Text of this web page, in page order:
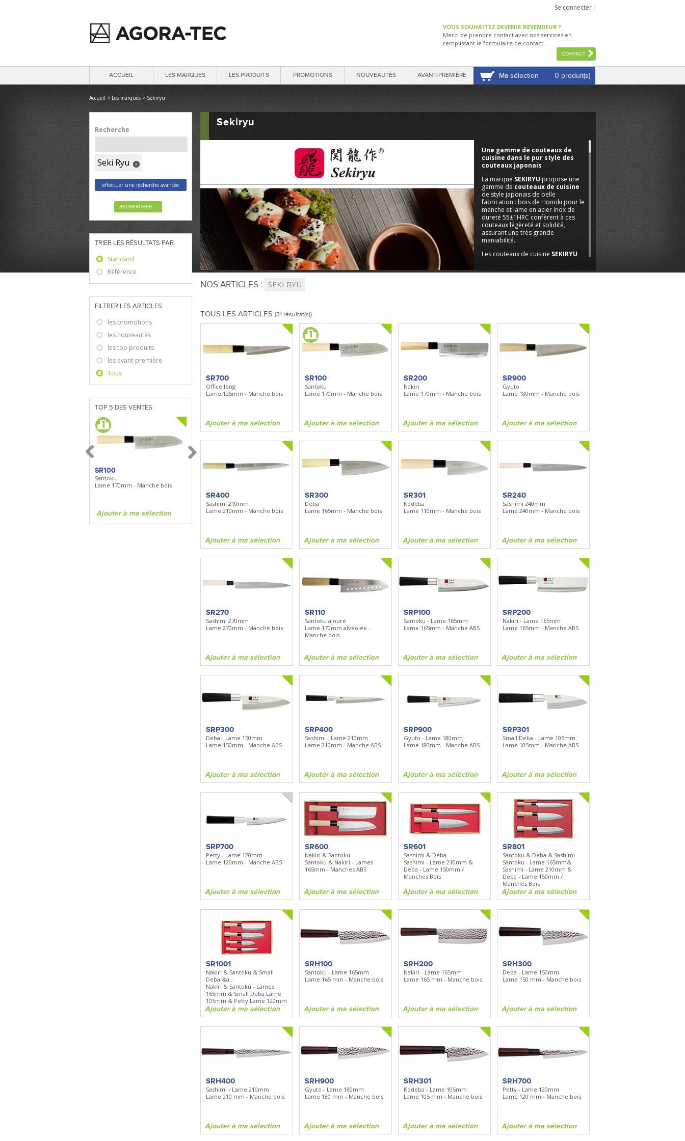
Se connecter
VOUS SOUHAITEZ DEVENIR REVENDEUR ?
Merci de prendre contact avec nos services en
remplissant le formulaire de contact.
CONTACT
ACCUEIL LES MARQUES LES PRODUITS PROMOTIONS NOUVEAUTÉS AVANT-PREMIÈRE Ma sélection 0 produit(s)
Sekiryu
Une gamme de couteaux de
cuisine dans le pur style des
couteaux japonais
La marque SEKIRYU propose une
gamme de couteaux de cuisine
de style japonais de belle
fabrication : bois de Honoki pour le
manche et lame en acier inox de
dureté 55±1HRC confèrent à ces
couteaux légèreté et solidité,
assurant une très grande
maniabilité.
Les couteaux de cuisine SEKIRYU
un très bon rapport qualité/prix et
Accueil > Les marques > Sekiryu
Recherche
Seki Ryu x
effectuer une recherche avancée
RECHERCHER
TRIER LES RÉSULTATS PAR
Standard
Référence
FILTRER LES ARTICLES
les promotions
les nouveautés
les top produits
les avant-première
Tous
TOP 5 DES VENTES
SR100
Santoku
Lame 170mm - Manche bois
Ajouter à ma sélection
SR100
Ajouter à ma sélection
NOS ARTICLES : SEKI RYU
TOUS LES ARTICLES (31 résultat(s))
SR700
Office long
Lame 125mm - Manche bois
Ajouter à ma sélection
SR100
Santoku
Lame 170mm - Manche bois
Ajouter à ma sélection
SR200
Nakiri
Lame 170mm - Manche bois
Ajouter à ma sélection
SR900
Gyuto
Lame 180mm - Manche bois
Ajouter à ma sélection
SR400
Sashimi 210mm
Lame 210mm - Manche bois
Ajouter à ma sélection
SR300
Deba
Lame 165mm - Manche bois
Ajouter à ma sélection
SR301
Kodeba
Lame 110mm - Manche bois
Ajouter à ma sélection
SR240
Sashimi 240mm
Lame 240mm - Manche bois
Ajouter à ma sélection
SR270
Sashimi 270mm
Lame 270mm - Manche bois
Ajouter à ma sélection
SR110
Santoku ajouré
Lame 170mm alvéolée -
Manche bois
Ajouter à ma sélection
SRP100
Santoku - Lame 165mm
Lame 165mm - Manche ABS
Ajouter à ma sélection
SRP200
Nakiri - Lame 165mm
Lame 165mm - Manche ABS
Ajouter à ma sélection
SRP300
Deba - Lame 150mm
Lame 150mm - Manche ABS
Ajouter à ma sélection
SRP400
Sashimi - Lame 210mm
Lame 210mm - Manche ABS
Ajouter à ma sélection
SRP900
Gyuto - Lame 180mm
Lame 180mm - Manche ABS
Ajouter à ma sélection
SRP301
Small Deba - Lame 105mm
Lame 105mm - Manche ABS
Ajouter à ma sélection
SRP700
Petty - Lame 120mm
Lame 120mm - Manche ABS
Ajouter à ma sélection
SR600
Nakiri & Santoku
Santoku & Nakiri - Lames
165mm - Manches ABS
Ajouter à ma sélection
SR601
Sashimi & Deba
Sashimi - Lame 210mm &
Deba - Lame 150mm /
Manches Bois
Ajouter à ma sélection
SR801
Santoku & Deba & Sashimi
Santoku - Lame 165mm&
Sashimi - Lame 210mm &
Deba - Lame 150mm /
Manches Bois
Ajouter à ma sélection
SR1001
Nakiri & Santoku & Small
Deba &a...
Nakiri & Santoku - Lames
165mm & Small Deba Lame
105mm & Petty Lame 120mm
Ajouter à ma sélection
SRH100
Santoku - Lame 165mm
Lame 165 mm - Manche bois
Ajouter à ma sélection
SRH200
Nakiri - Lame 165mm
Lame 165 mm - Manche bois
Ajouter à ma sélection
SRH300
Deba - Lame 150mm
Lame 150 mm - Manche bois
Ajouter à ma sélection
SRH400
Sashimi - Lame 210mm
Lame 210 mm - Manche bois
Ajouter à ma sélection
SRH900
Gyuto - Lame 180mm
Lame 180 mm - Manche bois
Ajouter à ma sélection
SRH301
Kodeba - Lame 105mm
Lame 105 mm - Manche bois
Ajouter à ma sélection
SRH700
Petty - Lame 120mm
Lame 120 mm - Manche bois
Ajouter à ma sélection